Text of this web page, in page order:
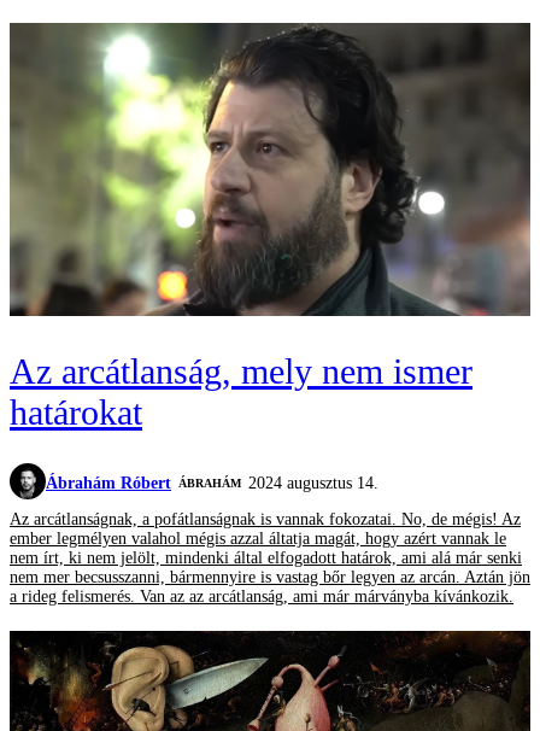
Az arcátlanság, mely nem ismer
határokat
Ábrahám Róbert ÁBRAHÁM 2024 augusztus 14.
Az arcátlanságnak, a pofátlanságnak is vannak fokozatai. No, de mégis! Az
ember legmélyen valahol mégis azzal áltatja magát, hogy azért vannak le
nem írt, ki nem jelölt, mindenki által elfogadott határok, ami alá már senki
nem mer becsusszanni, bármennyire is vastag bőr legyen az arcán. Aztán jön
a rideg felismerés. Van az az arcátlanság, ami már márványba kívánkozik.